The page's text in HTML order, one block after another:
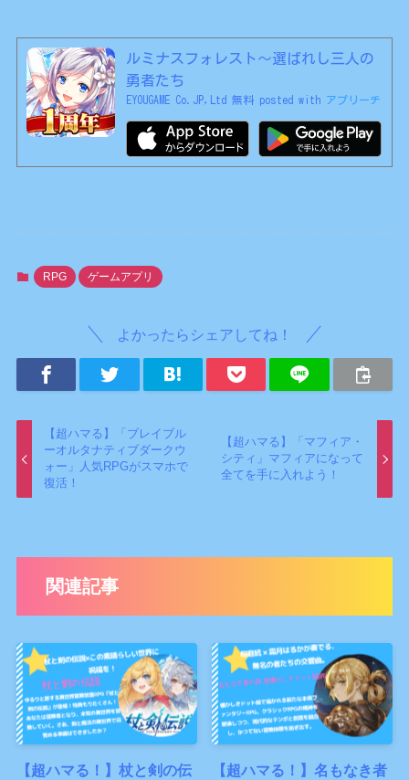
ルミナスフォレスト〜選ばれし三人の
勇者たち
EYOUGAME Co.JP,Ltd 無料 posted with アプリーチ
RPG ゲームアプリ
よかったらシェアしてね！
【超ハマる】「ブレイブル
ーオルタナティブダークウ
ォー」人気RPGがスマホで
復活！
【超ハマる】「マフィア・
シティ」マフィアになって
全てを手に入れよう！
関連記事
【超ハマる！】杖と剣の伝
【超ハマる！】名もなき者